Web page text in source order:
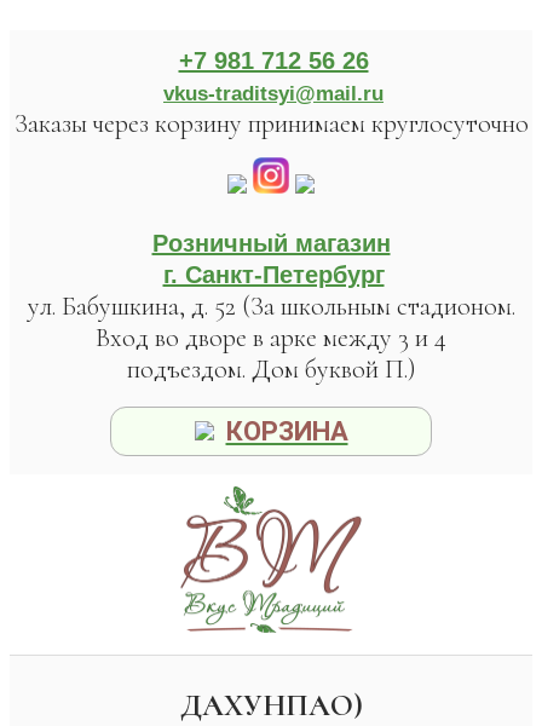
+7 981 712 56 26
vkus-traditsyi@mail.ru
Заказы через корзину принимаем круглосуточно
Розничный магазин
г. Санкт-Петербург
ул. Бабушкина, д. 52 (За школьным стадионом.
Вход во дворе в арке между 3 и 4
подъездом. Дом буквой П.)
КОРЗИНА
ДАХУНПАО)